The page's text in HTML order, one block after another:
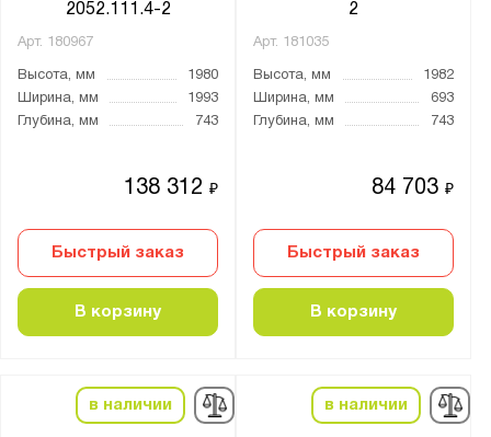
2052.111.4-2
Арт. 180967
Высота, мм
1980
Ширина, мм
1993
Глубина, мм
743
138 312₽
Быстрый заказ
В корзину
2
Арт. 181035
Высота, мм
1982
Ширина, мм
693
Глубина, мм
743
84 703₽
Быстрый заказ
В корзину
в наличии в наличии
TS
WOKER
БСП
ВД
ВД2
ВЛ-К
ВП